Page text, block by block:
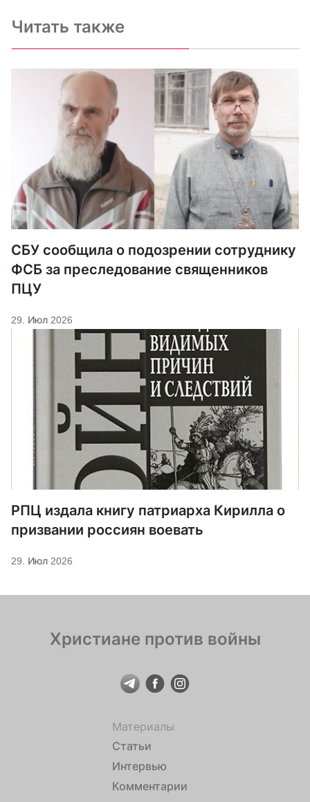
Читать также
СБУ сообщила о подозрении сотруднику
ФСБ за преследование священников
ПЦУ
29. Июл 2026
РПЦ издала книгу патриарха Кирилла о
призвании россиян воевать
29. Июл 2026
Христиане против войны
Материалы
Статьи
Интервью
Комментарии